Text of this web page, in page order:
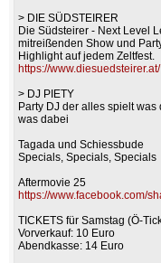
> DIE SÜDSTEIRER
Die Südsteirer - Next Level
mitreißenden Show und
Highlight auf jedem Zeltfest.
https://www.diesuedsteirer.at/
> DJ PIETY
Party DJ der alles spielt was
was dabei
Tagada und Schiessbude
Specials, Specials, Specials
Aftermovie 25
https://www.facebook.com/
TICKETS für Samstag (Ö-
Vorverkauf: 10 Euro
Abendkasse: 14 Euro